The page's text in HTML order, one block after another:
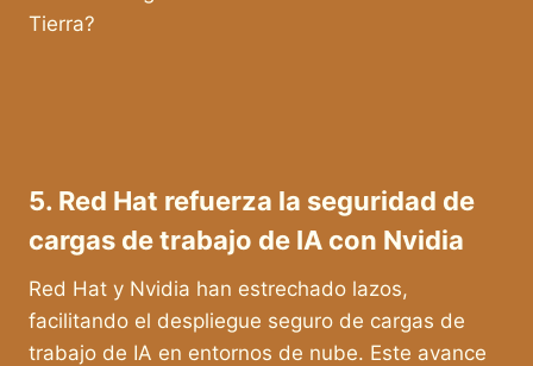
Tierra?
5. Red Hat refuerza la seguridad de
cargas de trabajo de IA con Nvidia
Red Hat y Nvidia han estrechado lazos,
facilitando el despliegue seguro de cargas de
trabajo de IA en entornos de nube. Este avance